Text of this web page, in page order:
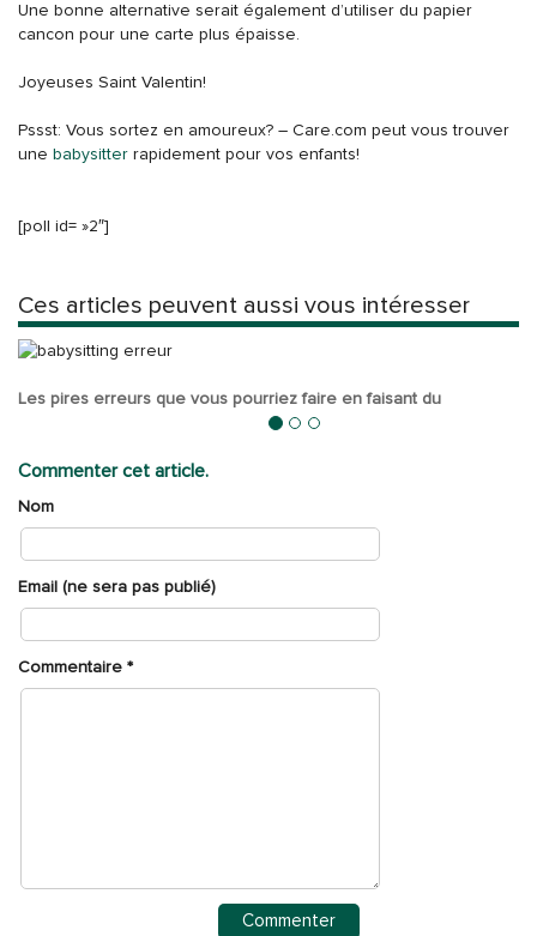
Une bonne alternative serait également d’utiliser du papier
cancon pour une carte plus épaisse.
Joyeuses Saint Valentin!
Pssst: Vous sortez en amoureux? – Care.com peut vous trouver
une babysitter rapidement pour vos enfants!
[poll id= »2″]
Ces articles peuvent aussi vous intéresser
Les pires erreurs que vous pourriez faire en faisant du
Commenter cet article.
Nom
Email (ne sera pas publié)
Commentaire *